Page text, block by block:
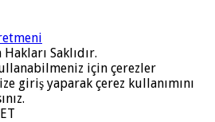
Saklıdır.
için çerezler
giriş yaparak çerez kullanımını